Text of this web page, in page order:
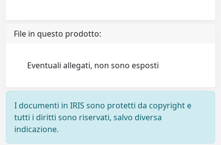
File in questo prodotto:
Eventuali allegati, non sono esposti
I documenti in IRIS sono protetti da copyright e
tutti i diritti sono riservati, salvo diversa
indicazione.